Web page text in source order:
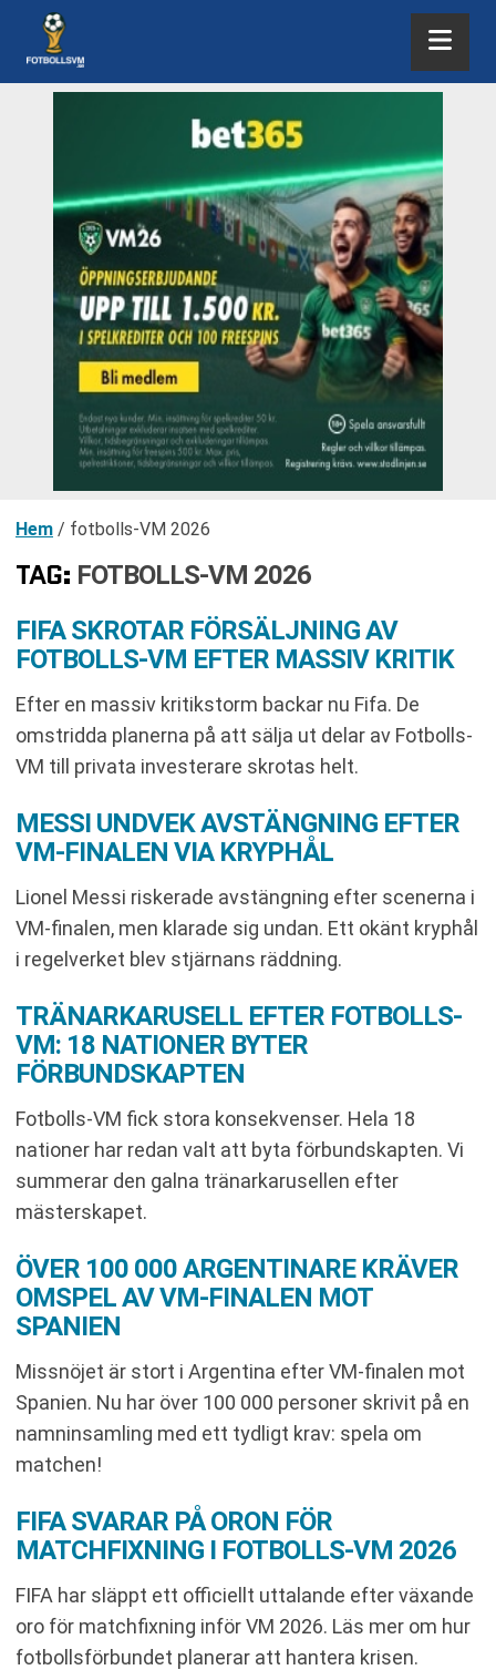
Hem / fotbolls-VM 2026
TAG: FOTBOLLS-VM 2026
FIFA SKROTAR FÖRSÄLJNING AV
FOTBOLLS-VM EFTER MASSIV KRITIK
Efter en massiv kritikstorm backar nu Fifa. De
omstridda planerna på att sälja ut delar av Fotbolls-
VM till privata investerare skrotas helt.
MESSI UNDVEK AVSTÄNGNING EFTER
VM-FINALEN VIA KRYPHÅL
Lionel Messi riskerade avstängning efter scenerna i
VM-finalen, men klarade sig undan. Ett okänt kryphål
i regelverket blev stjärnans räddning.
TRÄNARKARUSELL EFTER FOTBOLLS-
VM: 18 NATIONER BYTER
FÖRBUNDSKAPTEN
Fotbolls-VM fick stora konsekvenser. Hela 18
nationer har redan valt att byta förbundskapten. Vi
summerar den galna tränarkarusellen efter
mästerskapet.
ÖVER 100 000 ARGENTINARE KRÄVER
OMSPEL AV VM-FINALEN MOT
SPANIEN
Missnöjet är stort i Argentina efter VM-finalen mot
Spanien. Nu har över 100 000 personer skrivit på en
namninsamling med ett tydligt krav: spela om
matchen!
FIFA SVARAR PÅ ORON FÖR
MATCHFIXNING I FOTBOLLS-VM 2026
FIFA har släppt ett officiellt uttalande efter växande
oro för matchfixning inför VM 2026. Läs mer om hur
fotbollsförbundet planerar att hantera krisen.